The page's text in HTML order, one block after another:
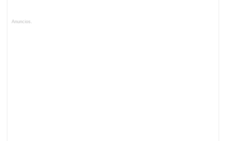
Anuncios.